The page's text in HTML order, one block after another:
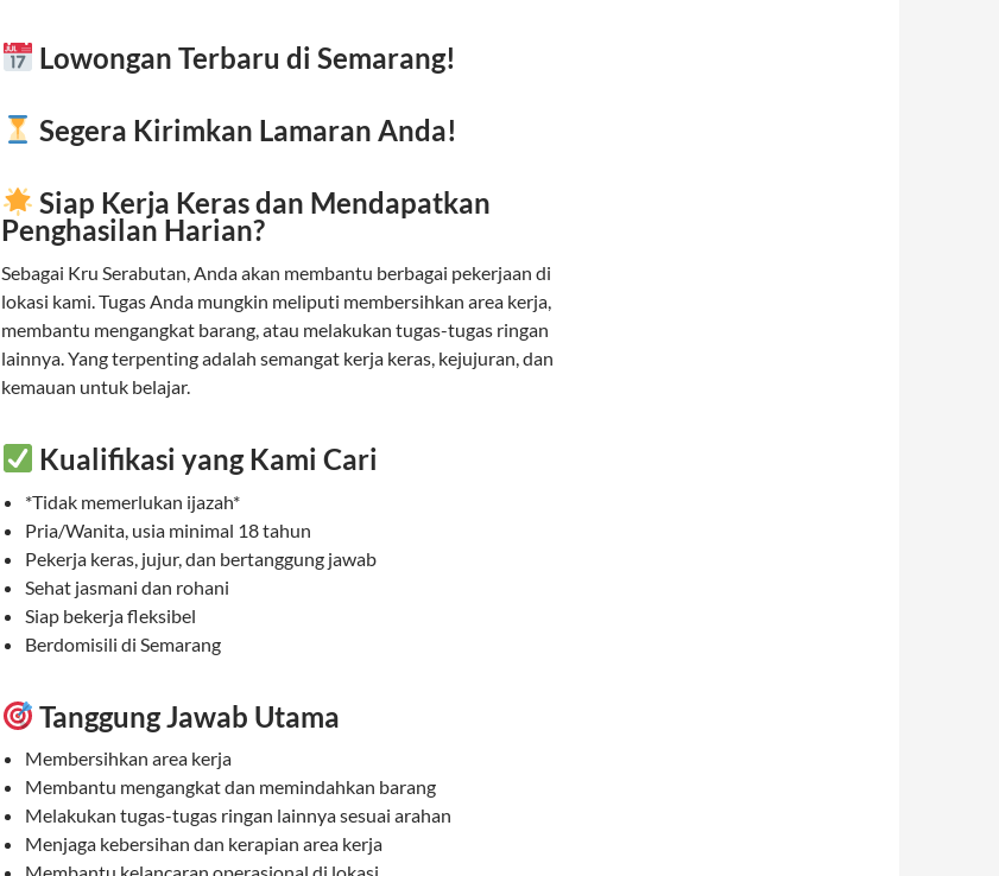
Lowongan Terbaru di Semarang!
Segera Kirimkan Lamaran Anda!
Siap Kerja Keras dan Mendapatkan
Penghasilan Harian?
Sebagai Kru Serabutan, Anda akan membantu berbagai pekerjaan di
lokasi kami. Tugas Anda mungkin meliputi membersihkan area kerja,
membantu mengangkat barang, atau melakukan tugas-tugas ringan
lainnya. Yang terpenting adalah semangat kerja keras, kejujuran, dan
kemauan untuk belajar.
Kualifikasi yang Kami Cari
*Tidak memerlukan ijazah*
Pria/Wanita, usia minimal 18 tahun
Pekerja keras, jujur, dan bertanggung jawab
Sehat jasmani dan rohani
Siap bekerja fleksibel
Berdomisili di Semarang
Tanggung Jawab Utama
Membersihkan area kerja
Membantu mengangkat dan memindahkan barang
Melakukan tugas-tugas ringan lainnya sesuai arahan
Menjaga kebersihan dan kerapian area kerja